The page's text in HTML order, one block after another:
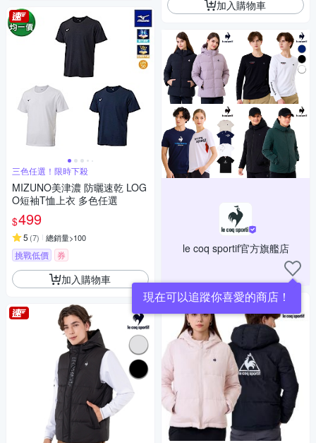
三色任選！限時下殺
MIZUNO美津濃 防曬速乾 LOG
O短袖T恤上衣 多色任選
$499
5 (7) 總銷量>100
挑戰低價 券
加入購物車
加入購物車
le coq sportif官方旗艦店
現在可以追蹤你喜愛的商店！